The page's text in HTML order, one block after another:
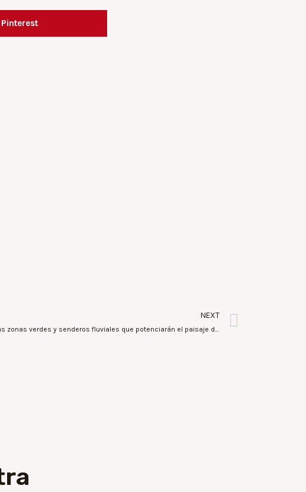
Pinterest
NEXT
Murcia Río II llega con nuevas zonas verdes y senderos fluviales que potenciarán el paisaje del río Segura